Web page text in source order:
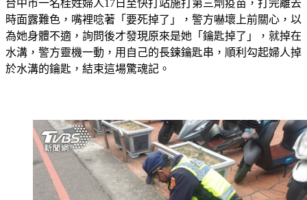
台中市一名桂姓婦人17日至快打站施打第三劑疫苗，打完離去
時面露難色，嘴裡唸著「要死掉了」，警方嚇壞上前關心，以
為她身體不適，詢問後才發現原來是她「鑰匙掉了」，就掉在
水溝，警方靈機一動，用自己的長鍊鑰匙串，順利勾起婦人掉
於水溝的鑰匙，結束這場驚魂記。